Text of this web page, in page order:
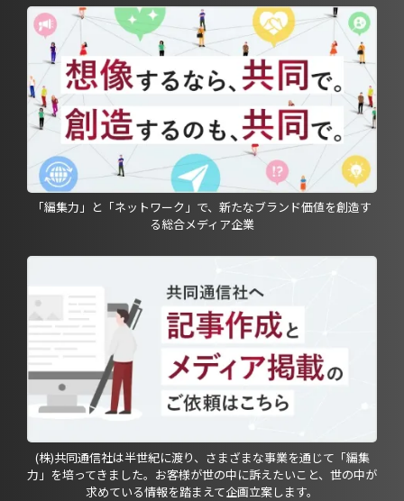
「編集力」と「ネットワーク」で、新たなブランド価値を創造す
る総合メディア企業
(株)共同通信社は半世紀に渡り、さまざまな事業を通じて「編集
力」を培ってきました。お客様が世の中に訴えたいこと、世の中が
求めている情報を踏まえて企画立案します。